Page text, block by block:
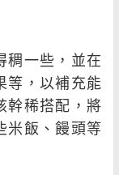
一些，並在
等，以補充能
幹稀搭配，將
米飯、饅頭等